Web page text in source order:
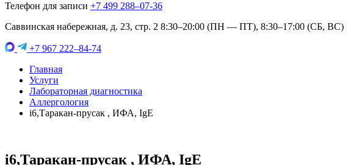
Телефон для записи +7 499 288–07-36
Саввинская набережная, д. 23, стр. 2 8:30–20:00 (ПН — ПТ), 8:30–17:00 (СБ, ВС)
+7 967 222–84-74
Главная
Услуги
Лабораторная диагностика
Аллергология
i6,Таракан-прусак , ИФА, IgE
i6,Таракан-прусак , ИФА, IgE